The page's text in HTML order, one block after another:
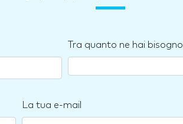
Tra quanto ne hai bisogno
La tua e-mail